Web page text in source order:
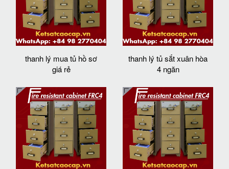
thanh lý mua tủ hồ sơ
giá rẻ
thanh lý tủ sắt xuân hòa
4 ngăn